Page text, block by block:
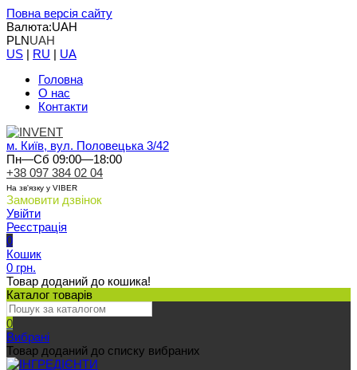
Повна версія сайту
Валюта:UAH
PLNUAH
US | RU | UA
Головна
О нас
Контакти
м. Київ, вул. Половецька 3/42
Пн—Сб 09:00—18:00
+38 097 384 02 04
На зв'язку у VIBER
Замовити дзвінок
Увійти
Реєстрація
0
Кошик
0 грн.
Товар доданий до кошика!
Каталог товарів
0
Вибрані
Товар доданий до списку вибраних